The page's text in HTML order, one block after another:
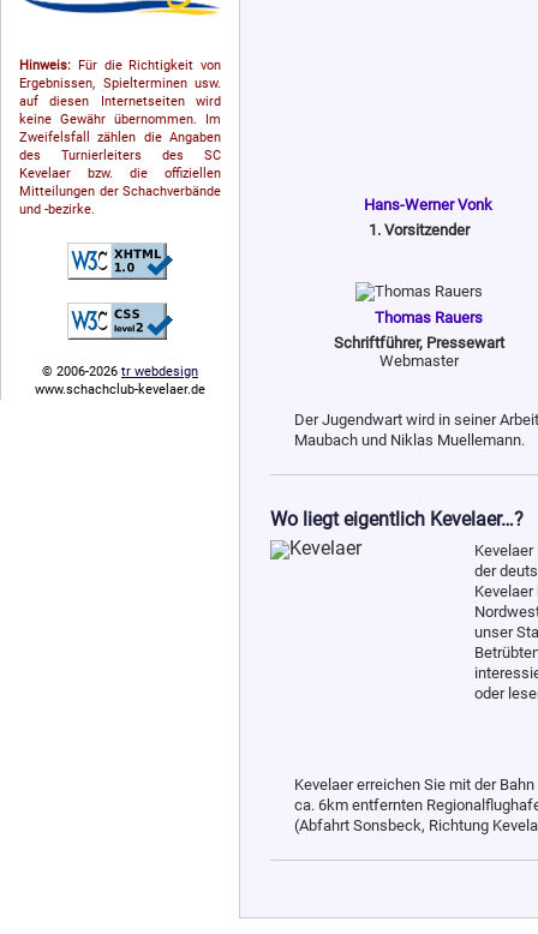
Hinweis: Für die Richtigkeit von
Ergebnissen, Spielterminen usw.
auf diesen Internetseiten wird
keine Gewähr übernommen. Im
Zweifelsfall zählen die Angaben
des Turnierleiters des SC
Kevelaer bzw. die offiziellen
Mitteilungen der Schach­ver­bände
und -bezirke.
© 2006-2026 tr webdesign
www.schachclub-kevelaer.de
Hans-Werner Vonk
1. Vorsitzender
Thomas Rauers
Schriftführer, Pressewart
Webmaster
Der Jugendwart wird in seiner
Maubach und Niklas Muellemann.
Wo liegt eigentlich Kevelaer…?
der
unser
oder
Kevelaer erreichen Sie mit der
ca. 6km entfernten
(Abfahrt Sonsbeck, Richtung